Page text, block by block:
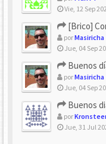
Vie, 12 Sep
[Brico]
porMasiricha
Jue, 04 Sep
Buenos
porMasiricha
Jue, 04 Sep
Buenos
por
Jue, 31 Jul